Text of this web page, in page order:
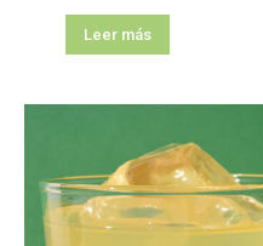
Leer más